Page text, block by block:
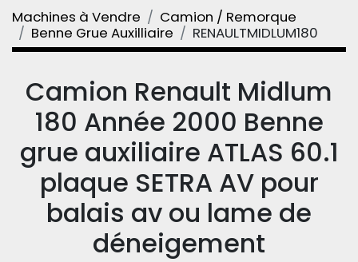
Machines à Vendre
Camion / Remorque
Benne Grue Auxilliaire
RENAULTMIDLUM180
Camion Renault Midlum
180 Année 2000 Benne
grue auxiliaire ATLAS 60.1
plaque SETRA AV pour
balais av ou lame de
déneigement